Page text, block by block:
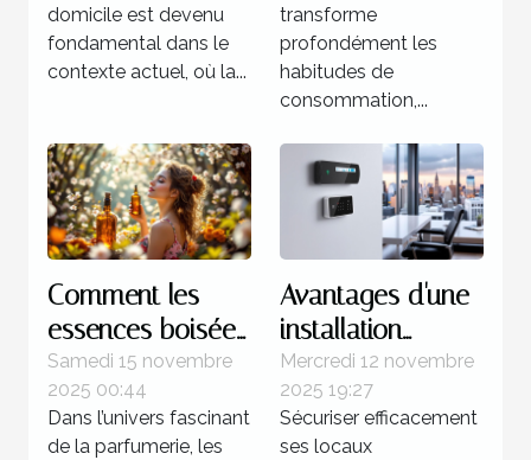
domicile est devenu
fondamental dans le
contexte actuel, où la...
transforme
profondément les
habitudes de
consommation,...
Comment les
essences boisées
influencent-elles
la féminité dans
les parfums ?
Samedi 15 novembre
2025 00:44
Dans l’univers fascinant
de la parfumerie, les
Avantages d'une
installation
d'alarme sans fil
pour les espaces
professionnels
Mercredi 12 novembre
2025 19:27
Sécuriser efficacement
ses locaux